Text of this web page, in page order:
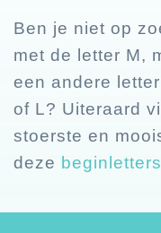
Ben je niet op
met de letter M,
een andere
of L? Uiteraard
stoerste en
deze beginletters